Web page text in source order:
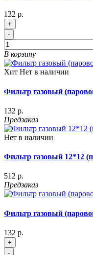
132 р.
+
-
В корзину
Хит Нет в наличии
Фильтр газовый
132 р.
Предзаказ
Нет в наличии
Фильтр газовый 12*12
512 р.
Предзаказ
Фильтр газовый
132 р.
+
-